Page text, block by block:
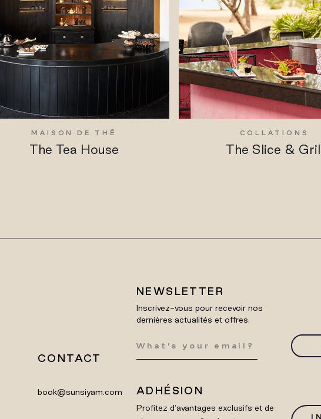
MAISON DE THÉ
The Tea House
COLLATIONS
The Slice &
CONTACT
book@sunsiyam.com
NEWSLETTER
Inscrivez-vous pour recevoir nos
dernières actualités et offres.
ADHÉSION
Profitez d'avantages exclusifs et de